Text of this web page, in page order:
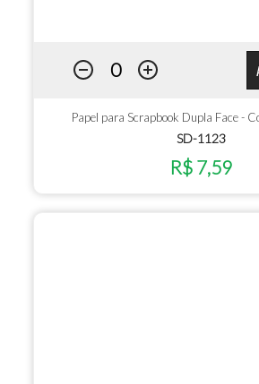
Papel para Scrapbook Dupla Face -
SD-1123
R$ 7,59